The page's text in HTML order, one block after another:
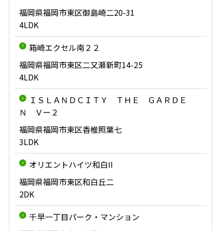
福岡県福岡市東区御島崎二20-31
4LDK
箱崎エクセル南２２
福岡県福岡市東区二又瀬新町14-25
4LDK
ＩＳＬＡＮＤＣＩＴＹ ＴＨＥ ＧＡＲＤＥ
Ｎ Ｖー２
福岡県福岡市東区香椎照葉七
3LDK
オリエントハイツ和白II
福岡県福岡市東区和白丘二
2DK
千早一丁目パーク・マンション